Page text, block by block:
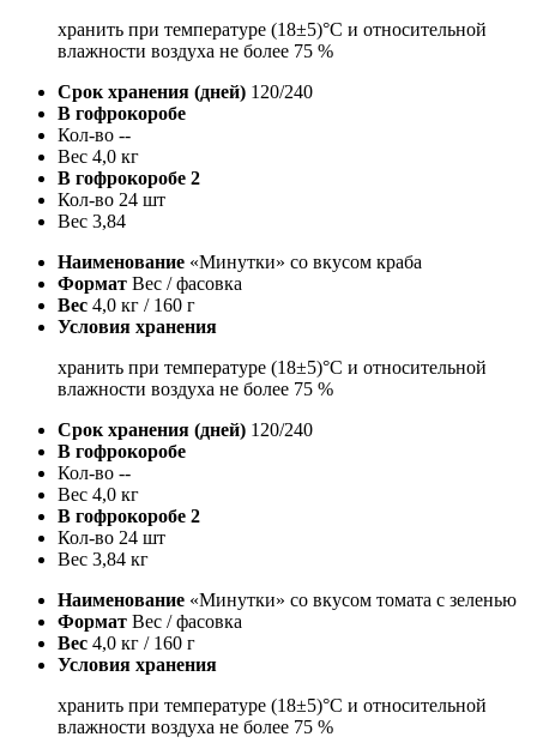
хранить при температуре (18±5)°С и относительной
влажности воздуха не более 75 %
Срок хранения (дней) 120/240
В гофрокоробе
Кол-во --
Вес 4,0 кг
В гофрокоробе 2
Кол-во 24 шт
Вес 3,84
Наименование «Минутки» со вкусом краба
Формат Вес / фасовка
Вес 4,0 кг / 160 г
Условия хранения
хранить при температуре (18±5)°С и относительной
влажности воздуха не более 75 %
Срок хранения (дней) 120/240
В гофрокоробе
Кол-во --
Вес 4,0 кг
В гофрокоробе 2
Кол-во 24 шт
Вес 3,84 кг
Наименование «Минутки» со вкусом томата с зеленью
Формат Вес / фасовка
Вес 4,0 кг / 160 г
Условия хранения
хранить при температуре (18±5)°С и относительной
влажности воздуха не более 75 %